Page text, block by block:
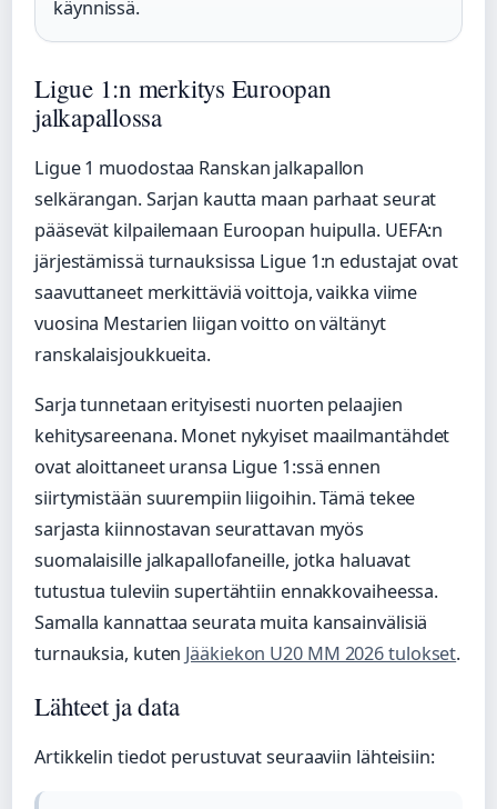
käynnissä.
Ligue 1:n merkitys Euroopan
jalkapallossa
Ligue 1 muodostaa Ranskan jalkapallon
selkärangan. Sarjan kautta maan parhaat seurat
pääsevät kilpailemaan Euroopan huipulla. UEFA:n
järjestämissä turnauksissa Ligue 1:n edustajat ovat
saavuttaneet merkittäviä voittoja, vaikka viime
vuosina Mestarien liigan voitto on vältänyt
ranskalaisjoukkueita.
Sarja tunnetaan erityisesti nuorten pelaajien
kehitysareenana. Monet nykyiset maailmantähdet
ovat aloittaneet uransa Ligue 1:ssä ennen
siirtymistään suurempiin liigoihin. Tämä tekee
sarjasta kiinnostavan seurattavan myös
suomalaisille jalkapallofaneille, jotka haluavat
tutustua tuleviin supertähtiin ennakkovaiheessa.
Samalla kannattaa seurata muita kansainvälisiä
turnauksia, kuten Jääkiekon U20 MM 2026 tulokset.
Lähteet ja data
Artikkelin tiedot perustuvat seuraaviin lähteisiin: